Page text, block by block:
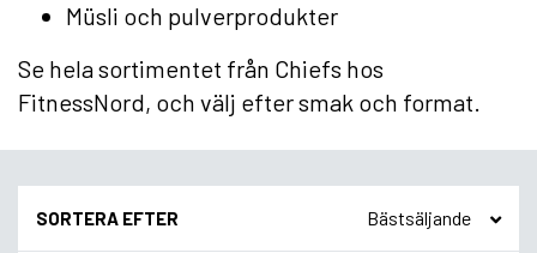
Müsli och pulverprodukter
Se hela sortimentet från Chiefs hos
FitnessNord, och välj efter smak och format.
SORTERA EFTER